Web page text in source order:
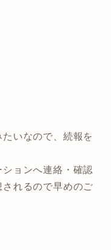
いなので、続報を
ョンへ連絡・確認
れるので早めのご